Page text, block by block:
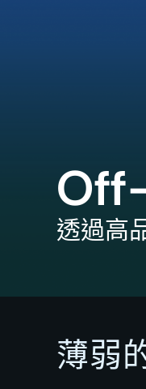
透過高
薄弱